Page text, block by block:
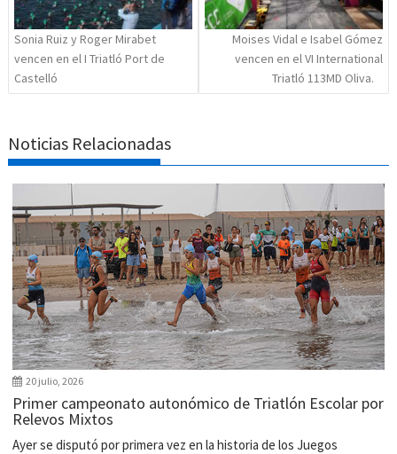
Sonia Ruiz y Roger Mirabet
vencen en el I Triatló Port de
Castelló
Moises Vidal e Isabel Gómez
vencen en el VI International
Triatló 113MD Oliva.
Noticias Relacionadas
20 julio, 2026
Primer campeonato autonómico de Triatlón Escolar por
Relevos Mixtos
Ayer se disputó por primera vez en la historia de los Juegos